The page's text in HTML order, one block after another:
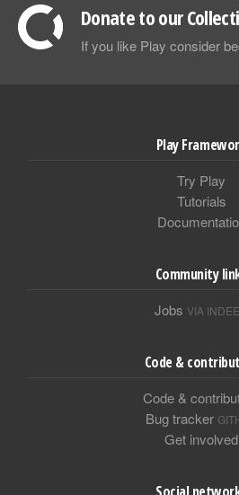
Donate to our
If you like Play consider
Play
Try Play
Tutorials
Community
Jobs VIA
Code &
Code &
Bug tracker
Get involved